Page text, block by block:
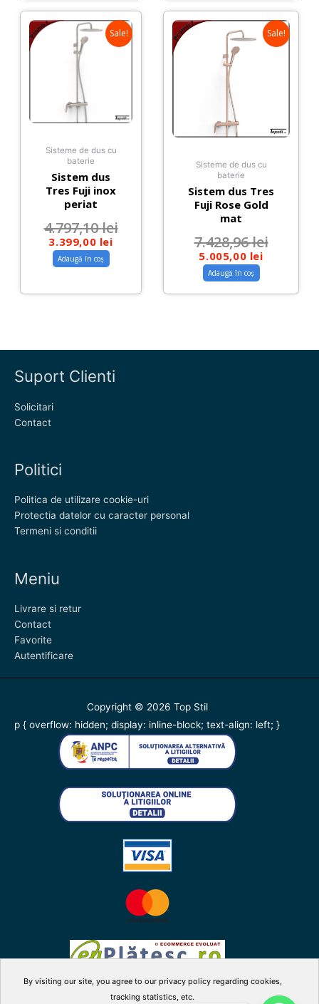
By visiting our site, you agree to our privacy policy regarding cookies,
tracking statistics, etc.
Sale!
Sisteme de dus cu
baterie
Sistem dus
Tres Fuji inox
periat
4.797,10lei
3.399,00 lei
Adaugă în coș
Sale!
Sisteme de dus cu
baterie
Sistem dus Tres
Fuji Rose Gold
mat
7.428,96lei
5.005,00 lei
Adaugă în coș
Suport Clienti
Solicitari
Contact
Politici
Politica de utilizare cookie-uri
Protectia datelor cu caracter personal
Termeni si conditii
Meniu
Livrare si retur
Contact
Favorite
Autentificare
Copyright © 2026 Top Stil
p { overflow: hidden; display: inline-block; text-align: left; }